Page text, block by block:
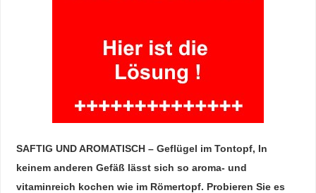
SAFTIG UND AROMATISCH – Geflügel im Tontopf, In
keinem anderen Gefäß lässt sich so aroma- und
vitaminreich kochen wie im Römertopf. Probieren Sie es